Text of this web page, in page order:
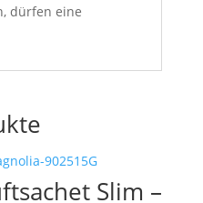
dürfen eine
Slim –